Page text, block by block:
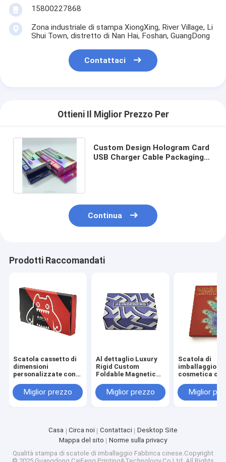
15800227868
Zona industriale di stampa XiongXing, River Village, Li
Shui Town, distretto di Nan Hai, Foshan, GuangDong
Contattaci
Ottieni Il Miglior Prezzo Per
Custom Design Hologram Card
USB Charger Cable Packaging
Continua
Prodotti Raccomandati
Scatola cassetto di
dimensioni
personalizzate con
goffratura per
packaging
Miglior prezzo
Al dettaglio Luxury
Rigid Custom
Foldable Magnetic
giorni di tempo di
campionamento e
Miglior prezzo
Scatola di
imballaggio
cosmetica
dimensioni
Miglior
Casa Circa noi Contattaci
Desktop Site
Mappa del sito
Norme sulla privacy
Qualità stampa di scatole di imballaggio Fabbrica cinese.Copyright